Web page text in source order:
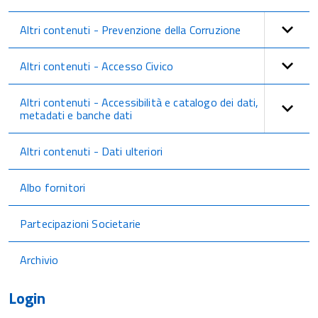
Altri contenuti - Prevenzione della Corruzione
Altri contenuti - Accesso Civico
Altri contenuti - Accessibilità e catalogo dei dati,
metadati e banche dati
Altri contenuti - Dati ulteriori
Albo fornitori
Partecipazioni Societarie
Archivio
Login